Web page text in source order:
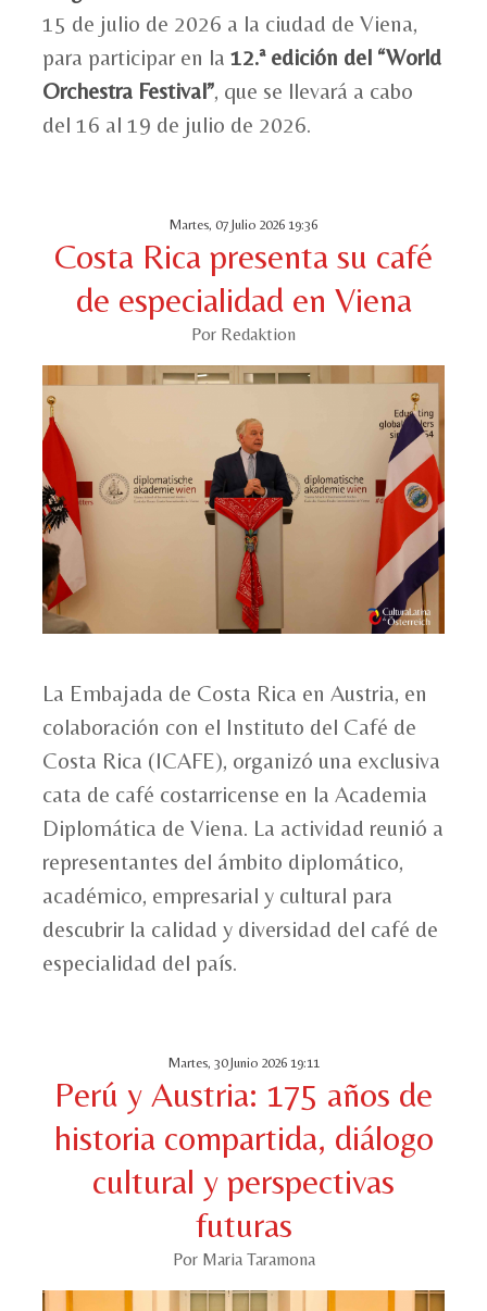
15 de julio de 2026 a la ciudad de Viena,
para participar en la 12.ª edición del “World
Orchestra Festival”, que se llevará a cabo
del 16 al 19 de julio de 2026.
Martes, 07 Julio 2026 19:36
Costa Rica presenta su café
de especialidad en Viena
Por Redaktion
La Embajada de Costa Rica en Austria, en
colaboración con el Instituto del Café de
Costa Rica (ICAFE), organizó una exclusiva
cata de café costarricense en la Academia
Diplomática de Viena. La actividad reunió a
representantes del ámbito diplomático,
académico, empresarial y cultural para
descubrir la calidad y diversidad del café de
especialidad del país.
Martes, 30 Junio 2026 19:11
Perú y Austria: 175 años de
historia compartida, diálogo
cultural y perspectivas
futuras
Por Maria Taramona